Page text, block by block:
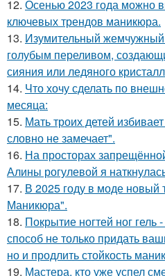
12. Осенью 2023 года можно
ключевых трендов маникюра.
13. Изумительный
голубым переливом,
сияния или ледяного
14. Что хочу сделать по
месяца:
15. Мать троих детей
словно не замечает".
16. На просторах
Алины рогулевой я
17. В 2025 году в моде новый
Маникюра".
18. Покрытие ногтей ног гель
способ не только придать
но и продлить стойкость
19. Мастера, кто уже успел